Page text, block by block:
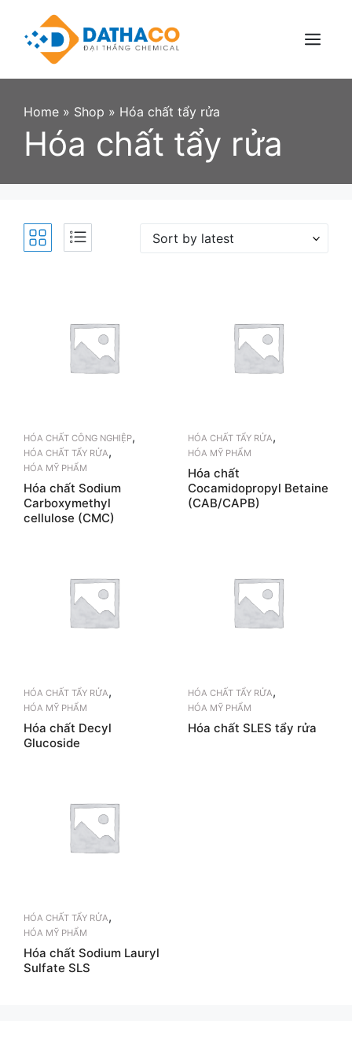
content
Menu
Home » Shop » Hóa chất tẩy rửa
Hóa chất tẩy rửa
HÓA CHẤT CÔNG NGHIỆP,
HÓA CHẤT TẨY RỬA,
HÓA MỸ PHẨM
Hóa chất Sodium
Carboxymethyl
cellulose (CMC)
HÓA CHẤT TẨY RỬA,
HÓA MỸ PHẨM
Hóa chất
Cocamidopropyl Betaine
(CAB/CAPB)
HÓA CHẤT TẨY RỬA,
HÓA MỸ PHẨM
Hóa chất Decyl
Glucoside
HÓA CHẤT TẨY RỬA,
HÓA MỸ PHẨM
Hóa chất SLES tẩy rửa
HÓA CHẤT TẨY RỬA,
HÓA MỸ PHẨM
Hóa chất Sodium Lauryl
Sulfate SLS